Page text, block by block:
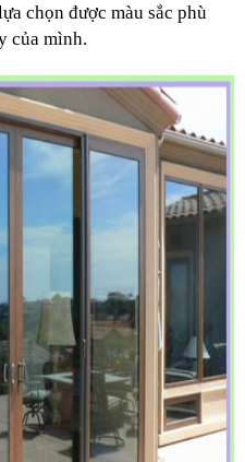
chọn được màu sắc phù
của mình.